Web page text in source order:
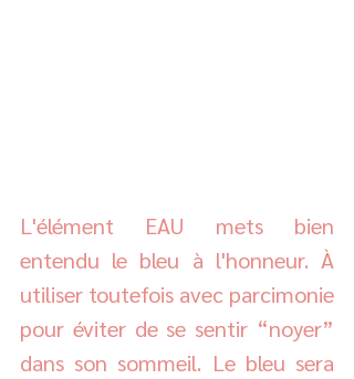
L'élément EAU mets bien
entendu le bleu à l'honneur. À
utiliser toutefois avec parcimonie
pour éviter de se sentir “noyer”
dans son sommeil. Le bleu sera